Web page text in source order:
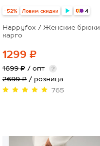
-52% Ловим скидки 4
Happyfox / Женские брюки
карго
1299 ₽
1699 ₽ / опт ?
2699 ₽ / розница
765
40 42 44